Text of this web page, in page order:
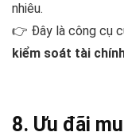
nhiêu.
👉 Đây là công cụ
kiểm soát tài
8. Ưu đãi